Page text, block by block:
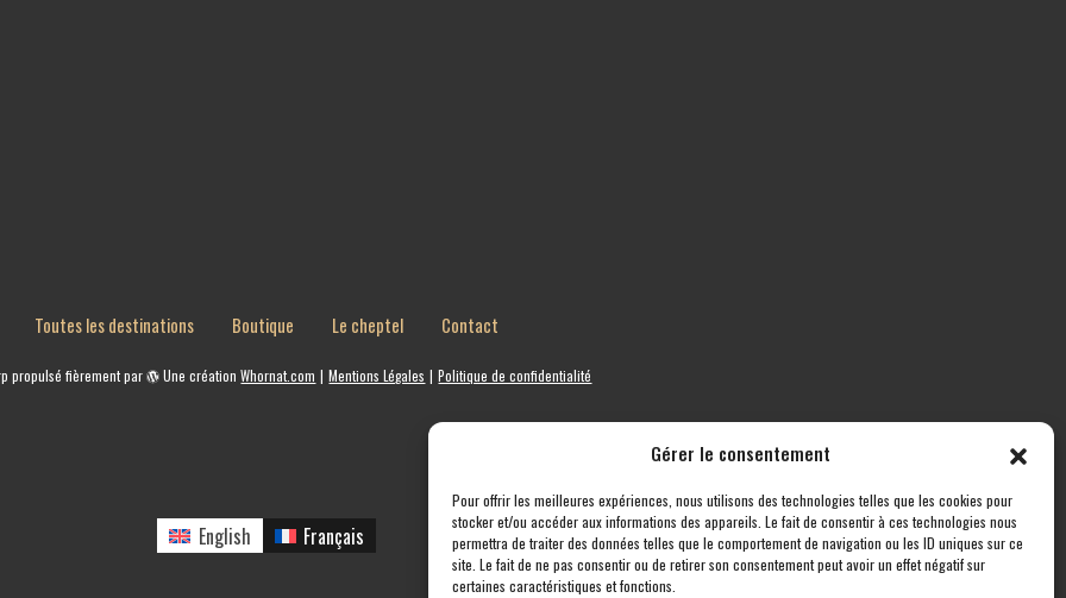
Gérer le consentement
Pour offrir les meilleures expériences, nous utilisons des technologies telles que les cookies pour
stocker et/ou accéder aux informations des appareils. Le fait de consentir à ces technologies nous
permettra de traiter des données telles que le comportement de navigation ou les ID uniques sur ce
site. Le fait de ne pas consentir ou de retirer son consentement peut avoir un effet négatif sur
certaines caractéristiques et fonctions.
Toutes les destinations Boutique Le cheptel Contact
propulsé fièrement par Une créationWhornat.com | Mentions Légales | Politique de confidentialité
English Français